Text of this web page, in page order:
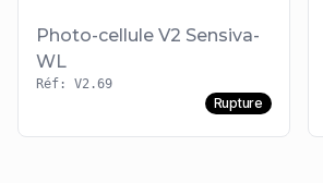
Photo-cellule V2 Sensiva-
WL
Réf: V2.69
Rupture